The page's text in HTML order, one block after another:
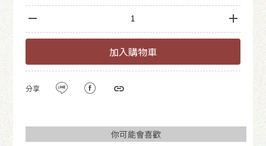
加入購物車
分享
你可能會喜歡